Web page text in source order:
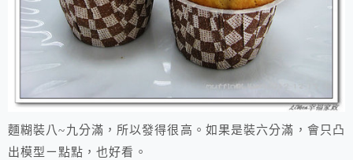
麵糊裝八~九分滿，所以發得很高。如果是裝六分滿，會只凸
出模型ㄧ點點，也好看。